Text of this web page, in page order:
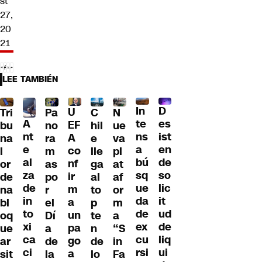
27,
20
21
LEE TAMBIÉN
Tri
bu
na
l
or
de
na
bl
oq
ue
ar
sit
A
nt
e
al
za
de
in
to
xi
ca
ci
Pa
no
ra
m
as
po
r
el
Dí
a
de
la
U
EF
A
co
nf
ir
m
a
un
pa
go
a
C
hil
e
lle
ga
al
to
p
te
n
de
lo
N
ue
va
pl
at
af
or
m
a
“S
in
Fa
In
te
ns
a
bú
sq
ue
da
de
ex
cu
rsi
D
es
ist
en
de
so
lic
it
ud
de
liq
ui